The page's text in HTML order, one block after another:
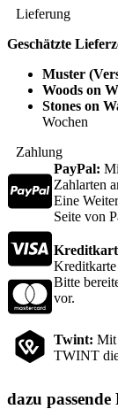
Lieferung
Geschätzte
Muster
Woods on
Stones on
Wochen
Zahlung
PayPal:
Zahlarten
Eine
Seite von
Kreditkarte
Bitte
vor.
Twint: Mit
TWINT
dazu